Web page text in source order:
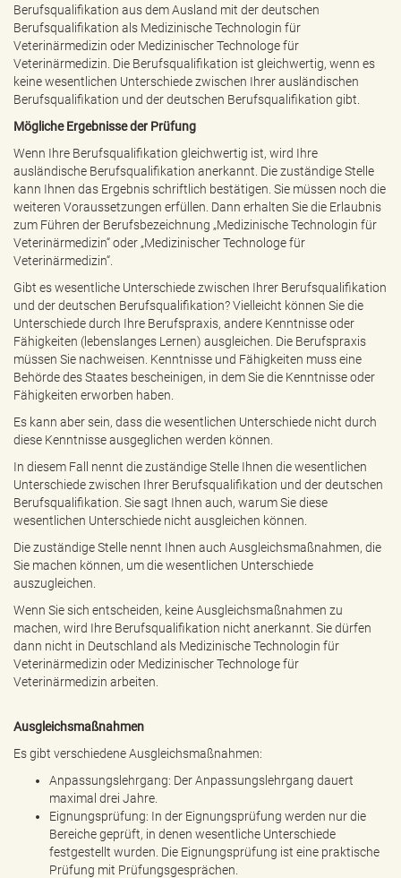
Berufsqualifikation aus dem Ausland mit der deutschen
Berufsqualifikation als Medizinische Technologin für
Veterinärmedizin oder Medizinischer Technologe für
Veterinärmedizin. Die Berufsqualifikation ist gleichwertig, wenn es
keine wesentlichen Unterschiede zwischen Ihrer ausländischen
Berufsqualifikation und der deutschen Berufsqualifikation gibt.
Mögliche Ergebnisse der Prüfung
Wenn Ihre Berufsqualifikation gleichwertig ist, wird Ihre
ausländische Berufsqualifikation anerkannt. Die zuständige Stelle
kann Ihnen das Ergebnis schriftlich bestätigen. Sie müssen noch die
weiteren Voraussetzungen erfüllen. Dann erhalten Sie die Erlaubnis
zum Führen der Berufsbezeichnung „Medizinische Technologin für
Veterinärmedizin“ oder „Medizinischer Technologe für
Veterinärmedizin“.
Gibt es wesentliche Unterschiede zwischen Ihrer Berufsqualifikation
und der deutschen Berufsqualifikation? Vielleicht können Sie die
Unterschiede durch Ihre Berufspraxis, andere Kenntnisse oder
Fähigkeiten (lebenslanges Lernen) ausgleichen. Die Berufspraxis
müssen Sie nachweisen. Kenntnisse und Fähigkeiten muss eine
Behörde des Staates bescheinigen, in dem Sie die Kenntnisse oder
Fähigkeiten erworben haben.
Es kann aber sein, dass die wesentlichen Unterschiede nicht durch
diese Kenntnisse ausgeglichen werden können.
In diesem Fall nennt die zuständige Stelle Ihnen die wesentlichen
Unterschiede zwischen Ihrer Berufsqualifikation und der deutschen
Berufsqualifikation. Sie sagt Ihnen auch, warum Sie diese
wesentlichen Unterschiede nicht ausgleichen können.
Die zuständige Stelle nennt Ihnen auch Ausgleichsmaßnahmen, die
Sie machen können, um die wesentlichen Unterschiede
auszugleichen.
Wenn Sie sich entscheiden, keine Ausgleichsmaßnahmen zu
machen, wird Ihre Berufsqualifikation nicht anerkannt. Sie dürfen
dann nicht in Deutschland als Medizinische Technologin für
Veterinärmedizin oder Medizinischer Technologe für
Veterinärmedizin arbeiten.
Ausgleichsmaßnahmen
Es gibt verschiedene Ausgleichsmaßnahmen:
Anpassungslehrgang: Der Anpassungslehrgang dauert
maximal drei Jahre.
Eignungsprüfung: In der Eignungsprüfung werden nur die
Bereiche geprüft, in denen wesentliche Unterschiede
festgestellt wurden. Die Eignungsprüfung ist eine praktische
Prüfung mit Prüfungsgesprächen.